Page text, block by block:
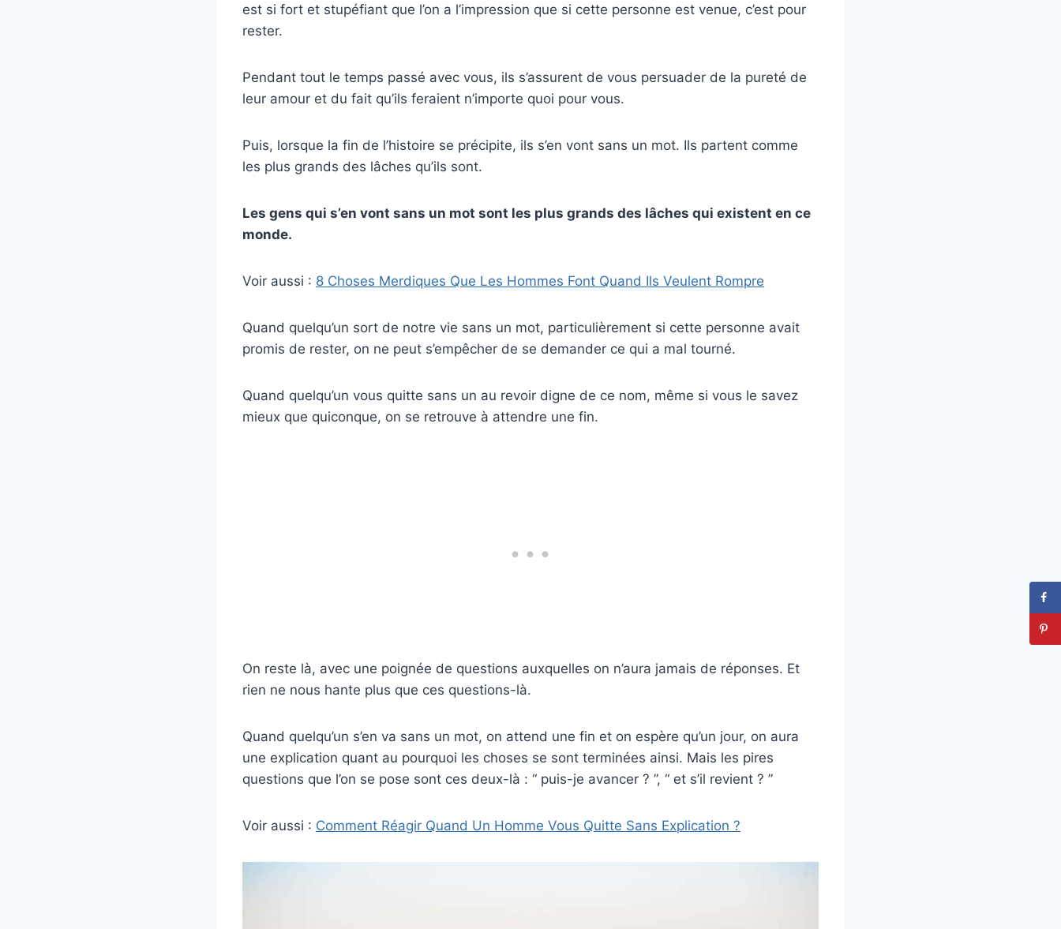
est si fort et stupéfiant que l’on a l’impression que si cette personne est venue, c’est pour
rester.
Pendant tout le temps passé avec vous, ils s’assurent de vous persuader de la pureté de
leur amour et du fait qu’ils feraient n’importe quoi pour vous.
Puis, lorsque la fin de l’histoire se précipite, ils s’en vont sans un mot. Ils partent comme
les plus grands des lâches qu’ils sont.
Les gens qui s’en vont sans un mot sont les plus grands des lâches qui existent en ce
monde.
Voir aussi : 8 Choses Merdiques Que Les Hommes Font Quand Ils Veulent Rompre
Quand quelqu’un sort de notre vie sans un mot, particulièrement si cette personne avait
promis de rester, on ne peut s’empêcher de se demander ce qui a mal tourné.
Quand quelqu’un vous quitte sans un au revoir digne de ce nom, même si vous le savez
mieux que quiconque, on se retrouve à attendre une fin.
On reste là, avec une poignée de questions auxquelles on n’aura jamais de réponses. Et
rien ne nous hante plus que ces questions-là.
Quand quelqu’un s’en va sans un mot, on attend une fin et on espère qu’un jour, on aura
une explication quant au pourquoi les choses se sont terminées ainsi. Mais les pires
questions que l’on se pose sont ces deux-là : “ puis-je avancer ? ”, “ et s’il revient ? ”
Voir aussi : Comment Réagir Quand Un Homme Vous Quitte Sans Explication ?